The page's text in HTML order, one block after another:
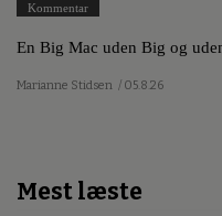
Kommentar
En Big Mac uden Big og
Marianne Stidsen / 05.8.26
Mest læste